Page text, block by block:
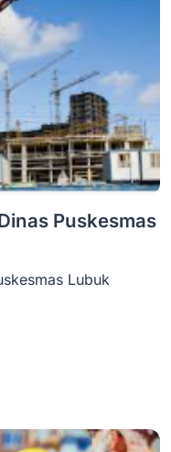
Puskesmas
Lubuk